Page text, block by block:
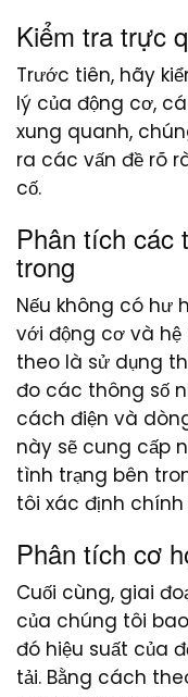
Kiểm tra trực
Trước tiên, hãy
lý của động cơ,
xung quanh,
ra các vấn đề rõ
cố.
Phân tích các
trong
Nếu không có hư
với động cơ và
theo là sử dụng
đo các thông số
cách điện và
này sẽ cung cấp
tình trạng bên
tôi xác định chính
Phân tích cơ
Cuối cùng, giai
của chúng tôi
đó hiệu suất của
tải. Bằng cách